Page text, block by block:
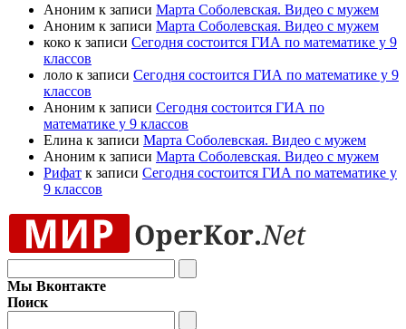
Аноним к записи Марта Соболевская. Видео с мужем
Аноним к записи Марта Соболевская. Видео с мужем
коко к записи Сегодня состоится ГИА по математике у 9
классов
лоло к записи Сегодня состоится ГИА по математике у 9
классов
Аноним к записи Сегодня состоится ГИА по
математике у 9 классов
Елина к записи Марта Соболевская. Видео с мужем
Аноним к записи Марта Соболевская. Видео с мужем
Рифат к записи Сегодня состоится ГИА по математике у
9 классов
Мы Вконтакте
Поиск